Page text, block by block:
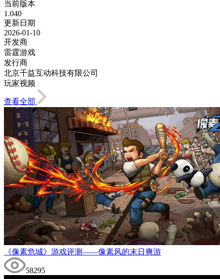
当前版本
1.040
更新日期
2026-01-10
开发商
雷霆游戏
发行商
北京千益互动科技有限公司
玩家视频
查看全部
《像素危城》游戏评测——像素风的末日爽游
58295